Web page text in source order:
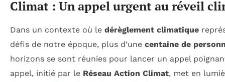
Climat : Un appel urgent au réveil
Dans un contexte où le dérèglement climatique
défis de notre époque, plus d’une centaine de
horizons se sont réunies pour lancer un appel
appel, initié par le Réseau Action Climat, met en